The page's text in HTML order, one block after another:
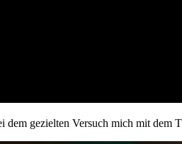
dem gezielten Versuch mich mit dem